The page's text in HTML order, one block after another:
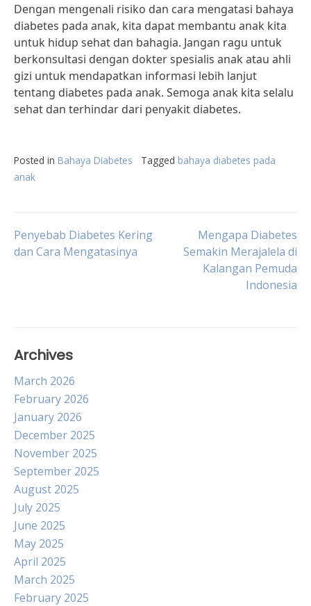
Dengan mengenali risiko dan cara mengatasi bahaya
diabetes pada anak, kita dapat membantu anak kita
untuk hidup sehat dan bahagia. Jangan ragu untuk
berkonsultasi dengan dokter spesialis anak atau ahli
gizi untuk mendapatkan informasi lebih lanjut
tentang diabetes pada anak. Semoga anak kita selalu
sehat dan terhindar dari penyakit diabetes.
Posted in Bahaya Diabetes Tagged bahaya diabetes pada
anak
Post
Penyebab Diabetes Kering
dan Cara Mengatasinya
Mengapa Diabetes
Semakin Merajalela di
Kalangan Pemuda
Indonesia
Archives
March 2026
February 2026
January 2026
December 2025
November 2025
September 2025
August 2025
July 2025
June 2025
May 2025
April 2025
March 2025
February 2025